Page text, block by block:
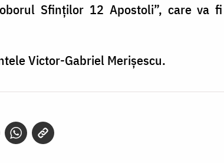
Sfinților 12 Apostoli”, care va
Victor-Gabriel Merișescu.